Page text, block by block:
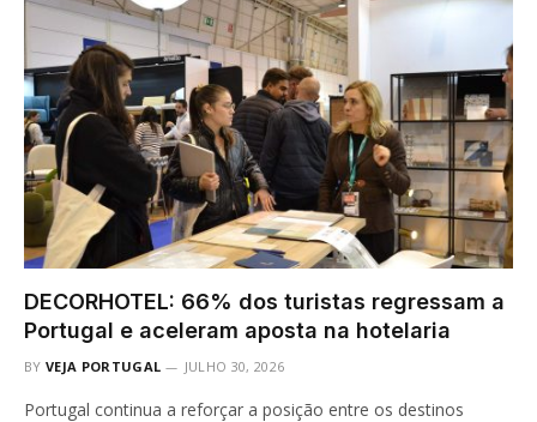
DECORHOTEL: 66% dos turistas regressam a
Portugal e aceleram aposta na hotelaria
BY VEJA PORTUGAL JULHO 30, 2026
Portugal continua a reforçar a posição entre os destinos